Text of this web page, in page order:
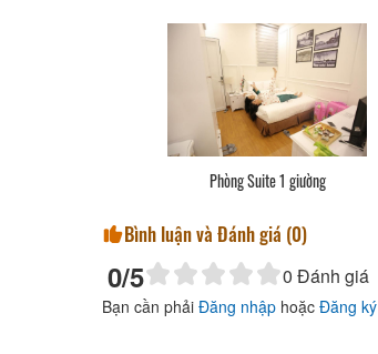
Phòng Suite 1 giường
Bình luận và Đánh giá (0)
0/5 0 Đánh giá
Bạn cần phải Đăng nhập hoặc Đăng ký